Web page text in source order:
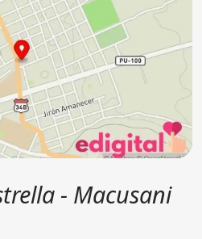
- Macusani